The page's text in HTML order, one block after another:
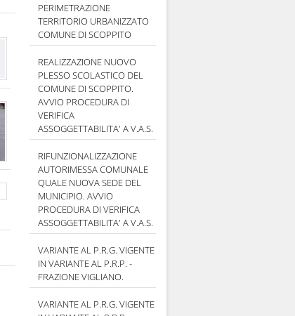
PERIMETRAZIONE
TERRITORIO URBANIZZATO
COMUNE DI SCOPPITO
REALIZZAZIONE NUOVO
PLESSO SCOLASTICO DEL
COMUNE DI SCOPPITO.
AVVIO PROCEDURA DI
VERIFICA
ASSOGGETTABILITA' A V.A.S.
RIFUNZIONALIZZAZIONE
AUTORIMESSA COMUNALE
QUALE NUOVA SEDE DEL
MUNICIPIO. AVVIO
PROCEDURA DI VERIFICA
ASSOGGETTABILITA' A V.A.S.
VARIANTE AL P.R.G. VIGENTE
IN VARIANTE AL P.R.P. -
FRAZIONE VIGLIANO.
VARIANTE AL P.R.G. VIGENTE